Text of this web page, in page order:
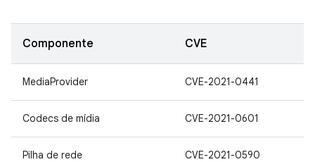
Componente CVE
MediaProvider CVE-2021-0441
Codecs de mídia CVE-2021-0601
Pilha de rede CVE-2021-0590